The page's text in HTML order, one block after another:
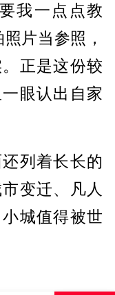
我一点点教
片当参照，
正是这份较
眼认出自家
列着长长的
变迁、凡人
城值得被世